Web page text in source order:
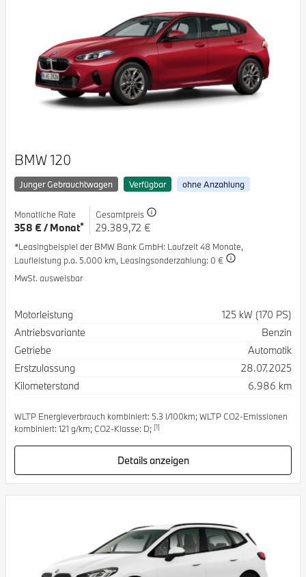
BMW 120
Junger Gebrauchtwagen Verfügbar ohne Anzahlung
Monatliche Rate
358 € / Monat*
Gesamtpreis
29.389,72 €
*Leasingbeispiel der BMW Bank GmbH: Laufzeit 48 Monate,
Laufleistung p.a. 5.000 km, Leasingsonderzahlung: 0 €
MwSt. ausweisbar
Spezifikation
Motorleistung
125 kW (170 PS)
Antriebsvariante
Benzin
Getriebe
Automatik
Erstzulassung
28.07.2025
Kilometerstand
6.986 km
WLTP Energieverbrauch kombiniert: 5.3 l/100km; WLTP CO2-Emissionen
kombiniert: 121 g/km; CO2-Klasse: D; [1]
Details anzeigen